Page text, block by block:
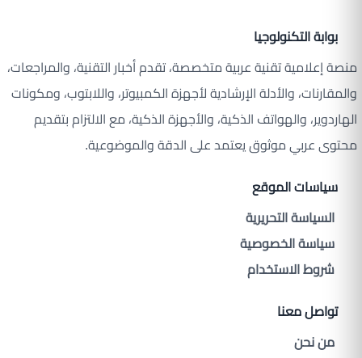
بوابة التكنولوجيا
منصة إعلامية تقنية عربية متخصصة، تقدم أخبار التقنية، والمراجعات،
والمقارنات، والأدلة الإرشادية لأجهزة الكمبيوتر، واللابتوب، ومكونات
الهاردوير، والهواتف الذكية، والأجهزة الذكية، مع الالتزام بتقديم
محتوى عربي موثوق يعتمد على الدقة والموضوعية.
سياسات الموقع
السياسة التحريرية
سياسة الخصوصية
شروط الاستخدام
تواصل معنا
من نحن